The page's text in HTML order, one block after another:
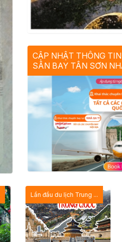
CẬP NHẬT THÔNG
SÂN BAY TÂN SƠN
Lần đầu du lịch Trung ...